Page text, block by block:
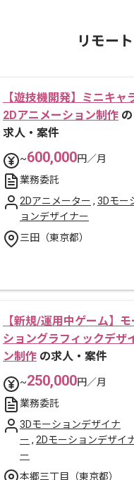
リモー
【遊技機開発】ミニキャ
2Dアニメーション制作 の
求人・案件
~600,000円／月
業務委託
2Dアニメーター , 3Dモー
ョンデザイナー
三田（東京都）
【新規/運用中ゲーム】モ
ショングラフィックデザ
ン制作 の求人・案件
~250,000円／月
業務委託
3Dモーションデザイナ
ー , 2Dモーションデザイ
ー
本郷三丁目（東京都）